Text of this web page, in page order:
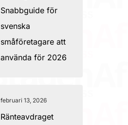
Snabbguide för
svenska
småföretagare att
använda för 2026
februari 13, 2026
Ränteavdraget